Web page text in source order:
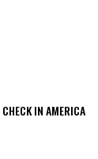
CHECK IN AMERICA